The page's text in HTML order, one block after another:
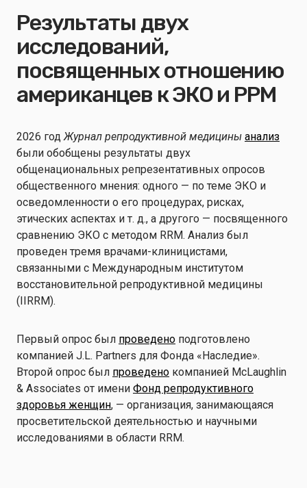
Результаты двух
исследований,
посвященных отношению
американцев к ЭКО и РРМ
2026 годЖурнал репродуктивной медицины анализ
были обобщены результаты двух
общенациональных репрезентативных опросов
общественного мнения: одного — по теме ЭКО и
осведомленности о его процедурах, рисках,
этических аспектах и т. д., а другого — посвященного
сравнению ЭКО с методом RRM. Анализ был
проведен тремя врачами-клиницистами,
связанными с Международным институтом
восстановительной репродуктивной медицины
(IIRRM).
Первый опрос был проведено подготовлено
компанией J.L. Partners для Фонда «Наследие».
Второй опрос был проведено компанией McLaughlin
& Associates от имени Фонд репродуктивного
здоровья женщин, — организация, занимающаяся
просветительской деятельностью и научными
исследованиями в области RRM.